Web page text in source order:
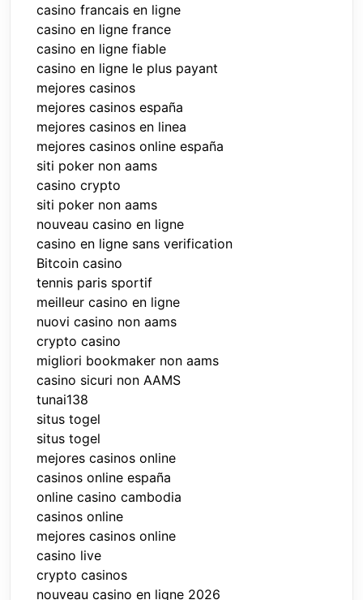
casino francais en ligne
casino en ligne france
casino en ligne fiable
casino en ligne le plus payant
mejores casinos
mejores casinos españa
mejores casinos en linea
mejores casinos online españa
siti poker non aams
casino crypto
siti poker non aams
nouveau casino en ligne
casino en ligne sans verification
Bitcoin casino
tennis paris sportif
meilleur casino en ligne
nuovi casino non aams
crypto casino
migliori bookmaker non aams
casino sicuri non AAMS
tunai138
situs togel
situs togel
mejores casinos online
casinos online españa
online casino cambodia
casinos online
mejores casinos online
casino live
crypto casinos
nouveau casino en ligne 2026